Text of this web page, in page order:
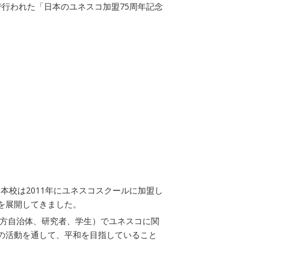
われた「日本のユネスコ加盟75周年記念
校は2011年にユネスコスクールに加盟し
開してきました。
自治体、研究者、学生）でユネスコに関
動を通して、平和を目指していること